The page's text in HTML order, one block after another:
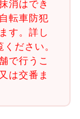
消はでき
転車防犯
す。詳し
ください。
で行うこ
は交番ま